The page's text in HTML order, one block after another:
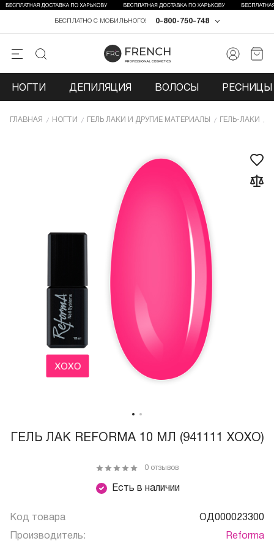
0-800-750-748
БЕСПЛАТНО С МОБИЛЬНОГО!
НОГТИ ДЕПИЛЯЦИЯ ВОЛОСЫ РЕСНИЦЫ
ГЛАВНАЯ НОГТИ ГЕЛЬ ЛАКИ И ДРУГИЕ МАТЕРИАЛЫ ГЕЛЬ-ЛАКИ
ГЕЛЬ ЛАК REFORMA 10 МЛ (941111 XOXO)
Есть в наличии
0 отзывов
Код товара ОД000023300
Производитель: Reforma